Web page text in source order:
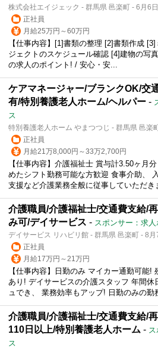
株式会社エイジェック - 群馬県 邑楽町 - 6月6日
正社員
月給25万円～60万円
【仕事内容】[1]書類の整理 [2]書類作成
ジェクトのスケジュール確認 [4]建物の写
の求人のポイント! / 安心・安...
ケアマネージャー/ブランクOK/交
有/特別養護老人ホーム/ヘルパー -
ス
特別養護老人ホーム やまつつじ - 群馬県 邑楽
正社員
月給21万8,000円～33万2,700円
【仕事内容】介護福祉士 賞与計3.50ヶ月
めたシフト勤務可能な方歓迎 食事介助、
支援など介護業務全般に従事していただき
介護職員/介護福祉士/交通費支給/
み可/デイサービス - スポンサー：求人
デイサービス リハビリ館 - 群馬県 邑楽町 - 8月
正社員
月給17万円～21万円
【仕事内容】日勤のみ マイカー通勤可能!
あり! デイサービスの介護スタッフ 年間休
ュでき、 業務効率もアップ! 日勤のみの勤
介護職員/介護福祉士/交通費支給/
110日以上/特別養護老人ホーム -
ス